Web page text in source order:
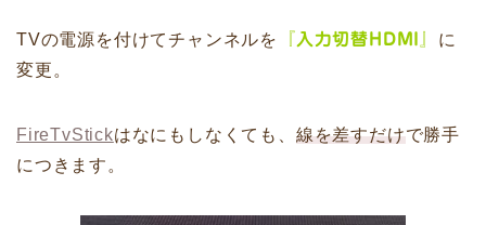
TVの電源を付けてチャンネルを 『 入力切替HDMI』 に
変更。
FireTvStickはなにもしなくても、 線を差すだけで勝手
につきます。